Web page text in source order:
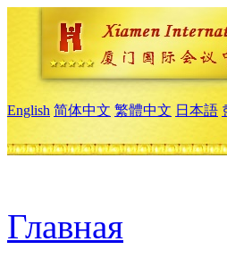
English 简体中文 繁體中文 日本語
Главная